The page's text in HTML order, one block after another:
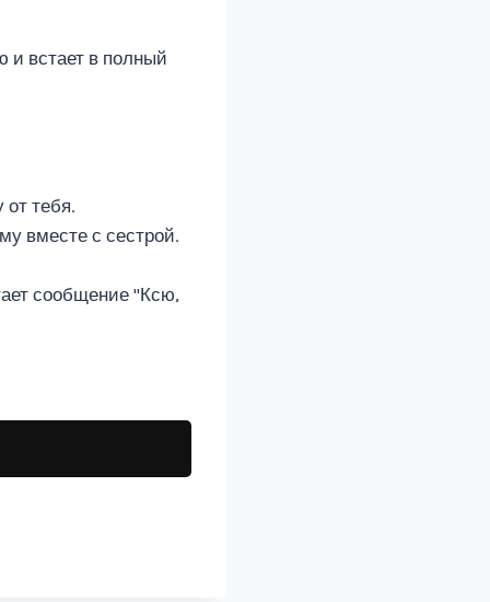
и встает в полный
тебя.
вместе с сестрой.
сообщение "Ксю,